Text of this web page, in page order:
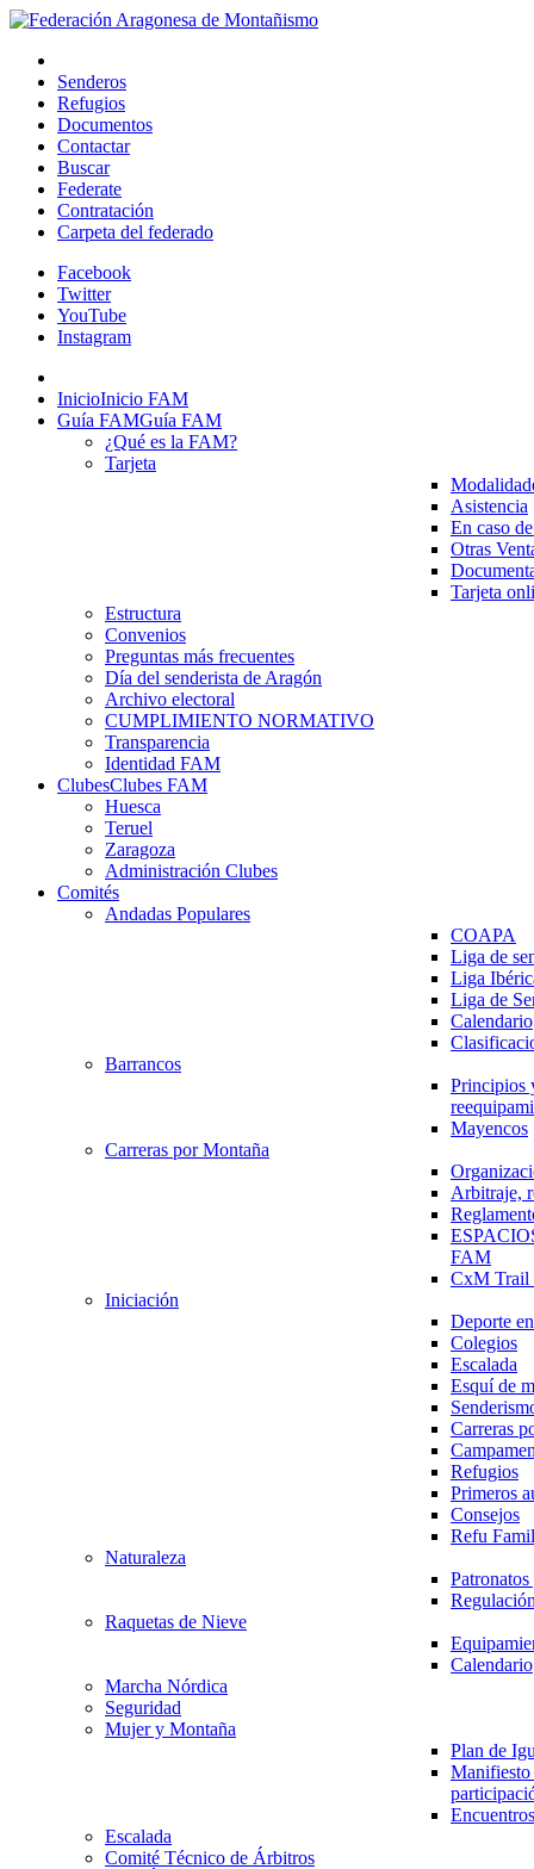
Senderos
Refugios
Documentos
Contactar
Buscar
Federate
Contratación
Carpeta del federado
Facebook
Twitter
YouTube
Instagram
InicioInicio FAM
Guía FAMGuía FAM
¿Qué es la FAM?
Tarjeta
Asistencia
En caso
Otras
Tarjeta
Estructura
Convenios
Preguntas más frecuentes
Día del senderista de Aragón
Archivo electoral
CUMPLIMIENTO NORMATIVO
Transparencia
Identidad FAM
ClubesClubes FAM
Huesca
Teruel
Zaragoza
Administración Clubes
Comités
Andadas Populares
COAPA
Liga de
Liga
Liga de
Calendario
Barrancos
Principios
Mayencos
Carreras por Montaña
Arbitraje,
FAM
CxM
Iniciación
Deporte
Colegios
Escalada
Esquí de
Carreras
Refugios
Primeros
Consejos
Refu
Naturaleza
Raquetas de Nieve
Calendario
Marcha Nórdica
Seguridad
Mujer y Montaña
Plan de
Escalada
Comité Técnico de Árbitros